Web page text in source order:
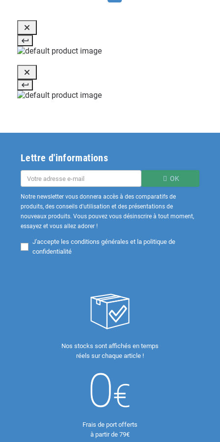
Lettre d'informations
OK
Notre newsletter vous donnera accès à des comparatifs de
produits, des conseils d'utilisation et des présentations de
nouveaux produits. Vous pouvez vous désinscrire à tout moment,
essayez et vous allez adorer !
J'accepte les conditions générales et la politique de
confidentialité
Nos stocks sont affichés en temps
réels sur chaque article !
Frais de port offerts
à partir de 79€